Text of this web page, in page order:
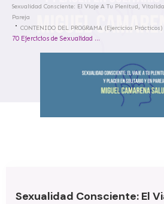
Sexualidad Consciente: El Viaje A Tu Plenitud,
Pareja
CONTENIDO DEL PROGRAMA (Ejercicios Prácticos)
70 Ejercicios de Sexualidad Consciente en Solitario: Energía, Placer y Autoconexión
Sexualidad Consciente: El